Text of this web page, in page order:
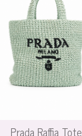
Prada Raffia Tote